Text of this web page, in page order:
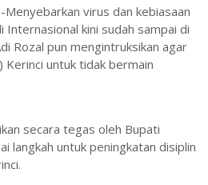
Menyebarkan virus dan kebiasaan
kini sudah sampai di
Rozal pun mengintruksikan agar
Kerinci untuk tidak bermain
secara tegas oleh Bupati
langkah untuk peningkatan disiplin